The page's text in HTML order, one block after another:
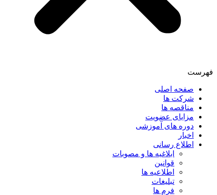
فهرست
صفحه اصلی
شرکت ها
مناقصه ها
مزایای عضویت
دوره های آموزشی
اخبار
اطلاع رسانی
ابلاغیه ها و مصوبات
قوانین
اطلاعیه ها
تبلیغات
فرم ها